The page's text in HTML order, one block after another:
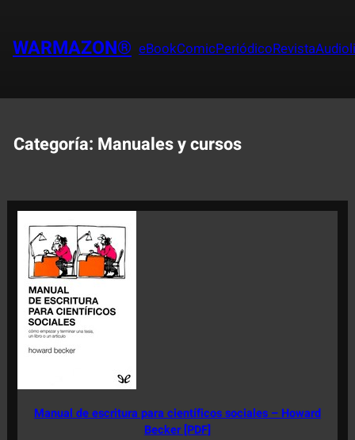
contenido
WARMAZON® eBookComicPeriódicoRevista
Categoría: Manuales y cursos
Manual de escritura para científicos sociales – Howard
Becker [PDF]